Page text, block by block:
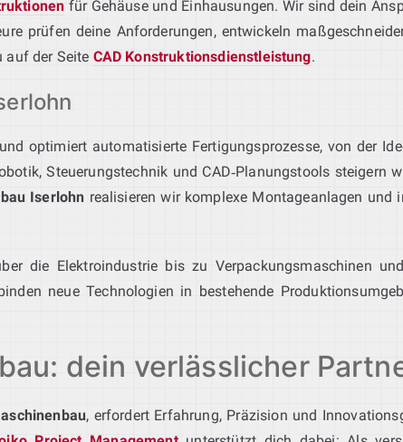
für Gehäuse und Einhausungen. Wir sind dein
prüfen deine Anforderungen, entwickeln
auf der Seite CAD Konstruktionsdienstleistung.
optimiert automatisierte Fertigungsprozesse, von der
Steuerungstechnik und CAD‑Planungstools steigern
Iserlohn realisieren wir komplexe Montageanlagen und
die Elektroindustrie bis zu Verpackungsmaschinen
neue Technologien in bestehende
dein verlässlicher
, erfordert Erfahrung, Präzision und